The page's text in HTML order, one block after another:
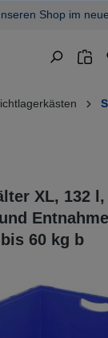
Shop im
XL, 132
60 kg b